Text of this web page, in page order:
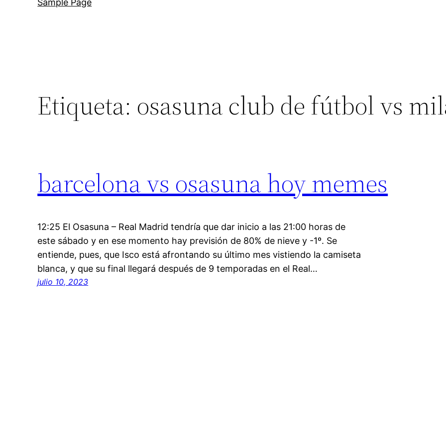
Sample Page
Etiqueta: osasuna club de fútbol vs
barcelona vs osasuna hoy memes
12:25 El Osasuna – Real Madrid tendría que dar inicio a las 21:00 horas de
este sábado y en ese momento hay previsión de 80% de nieve y -1º. Se
entiende, pues, que Isco está afrontando su último mes vistiendo la camiseta
blanca, y que su final llegará después de 9 temporadas en el Real…
julio 10, 2023